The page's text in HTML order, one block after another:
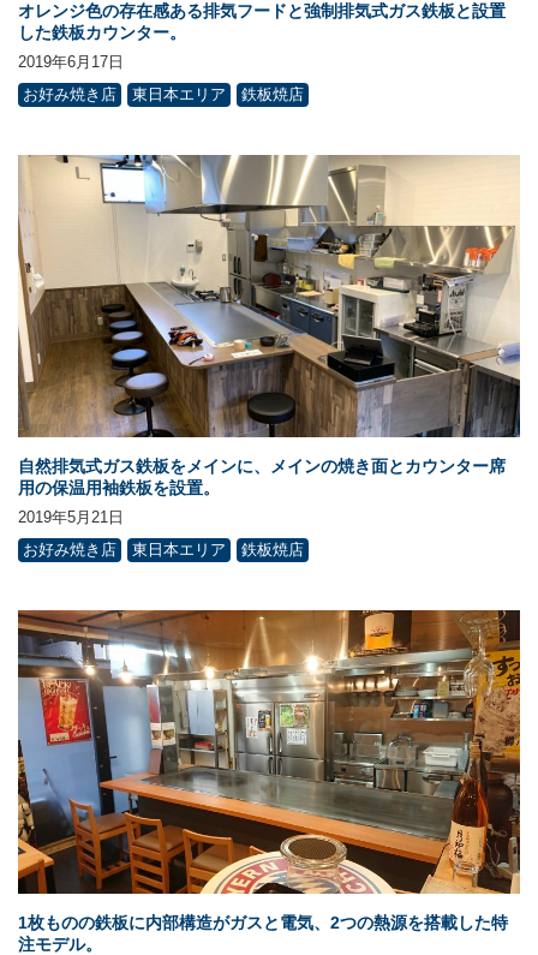
オレンジ色の存在感ある排気フードと強制排気式ガス鉄板と設置
した鉄板カウンター。
2019年6月17日
お好み焼き店
東日本エリア 鉄板焼店
自然排気式ガス鉄板をメインに、メインの焼き面とカウンター席
用の保温用袖鉄板を設置。
2019年5月21日
お好み焼き店
東日本エリア 鉄板焼店
1枚ものの鉄板に内部構造がガスと電気、2つの熱源を搭載した特
注モデル。